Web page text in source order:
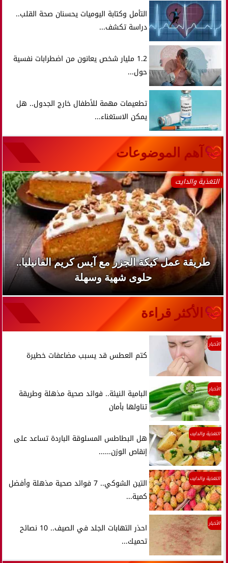
التأمل وكتابة اليوميات يحسنان صحة القلب..
دراسة تكشف...
1.2 مليار شخص يعانون من اضطرابات نفسية
حول...
تطعيمات مهمة للأطفال خارج الجدول.. هل
يمكن الاستغناء...
آهم الموضوعات
التغذية والدايت
طريقة عمل كيكة الجزر مع آيس كريم الفانيليا..
حلوى شهية وسهلة
الأكثر قراءة
الأخبار
كتم العطس قد يسبب مضاعفات خطيرة
الأخبار
البامية النيئة.. فوائد صحية مذهلة وطريقة
تناولها بأمان
التغذية والدايت
هل البطاطس المسلوقة الباردة تساعد على
إنقاص الوزن......
التغذية والدايت
التين الشوكي.. 7 فوائد صحية مذهلة وأفضل
كمية...
الأخبار
احذر التهابات الجلد في الصيف.. 10 نصائح
تحميك...